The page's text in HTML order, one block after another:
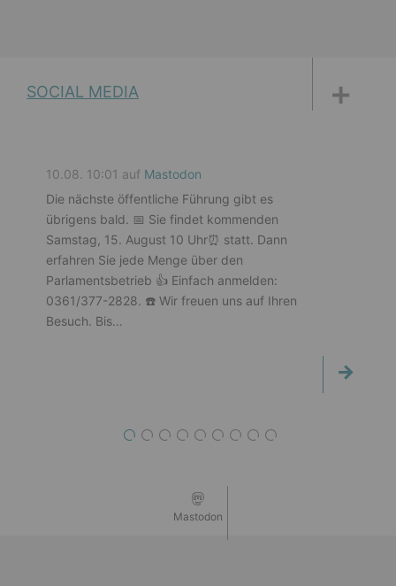
SOCIAL MEDIA
10.08. 10:01 auf Mastodon
Die nächste öffentliche Führung gibt es
übrigens bald. 📅 Sie findet kommenden
Samstag, 15. August 10 Uhr⏰️ statt. Dann
erfahren Sie jede Menge über den
Parlamentsbetrieb 👍️ Einfach anmelden:
0361/377-2828. ☎️ Wir freuen uns auf Ihren
Besuch. Bis…
1 2 3 4 5 6 7 8
Mastodon